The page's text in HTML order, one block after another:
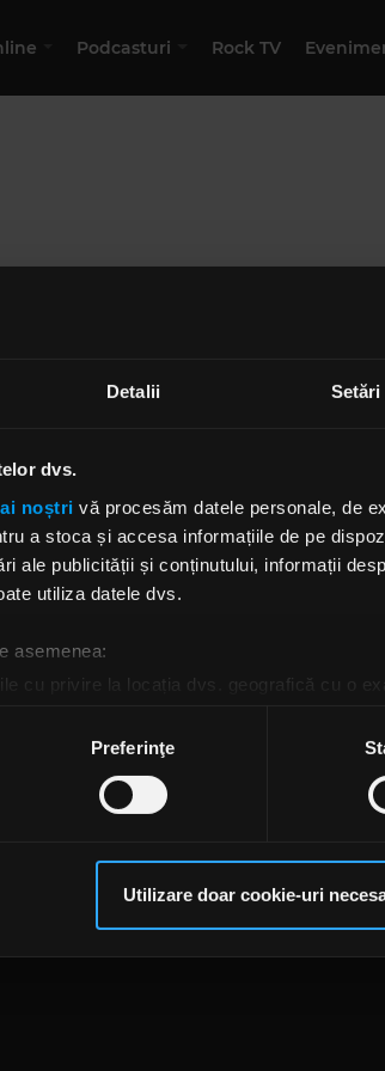
Detalii
dvs.
noștri vă procesăm datele personale, de
a stoca și accesa informațiile de pe
ale publicității și conținutului, informații
utiliza datele dvs.
asemenea:
cu privire la locația dvs. geografică cu o
procesarea datelor dvs. personale și
oricând acordul din Declarația despre
partenerilor de rețele sociale, de
le pot combina cu alte informații oferite
Preferinţe
Utilizare doar cookie-uri
Podcasturi Rock TV
Contact form Newsletter Date
Despre cookie-uri CNA